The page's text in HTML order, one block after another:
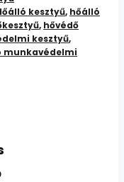
kesztyű, hőálló
, hővédő
kesztyű,
munkavédelmi